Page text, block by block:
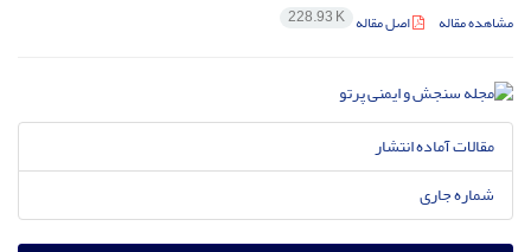
مشاهده مقاله اصل مقاله 228.93 K
مقالات آماده انتشار
شماره جاری